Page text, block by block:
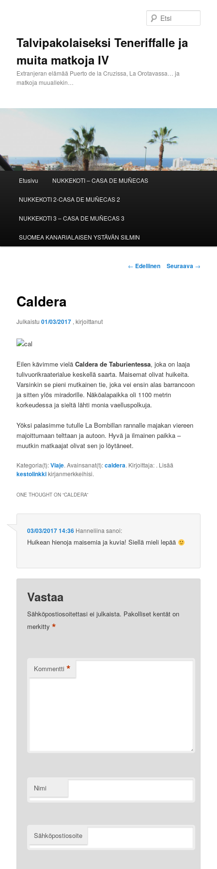
Talvipakolaiseksi Teneriffalle ja
muita matkoja IV
Extranjeran elämää Puerto de la Cruzissa, La Orotavassa… ja
matkoja muuallekin…
Etusivu NUKKEKOTI – CASA DE MUÑECAS
NUKKEKOTI 2-CASA DE MUÑECAS 2
NUKKEKOTI 3 – CASA DE MUÑECAS 3
SUOMEA KANARIALAISEN YSTÄVÄN SILMIN
Artikkelien
← Edellinen Seuraava →
Caldera
Julkaistu01/03/2017 , kirjoittanut
Eilen kävimme vieläCaldera de Taburientessa, joka on laaja
tulivuorikraaterialue keskellä saarta. Maisemat olivat huikeita.
Varsinkin se pieni mutkainen tie, joka vei ensin alas barrancoon
ja sitten ylös miradorille. Näköalapaikka oli 1100 metrin
korkeudessa ja sieltä lähti monia vaelluspolkuja.
Yöksi palasimme tutulle La Bombillan rannalle majakan viereen
majoittumaan telttaan ja autoon. Hyvä ja ilmainen paikka –
muutkin matkaajat olivat sen jo löytäneet.
Kategoria(t):Viaje. Avainsanat(t):caldera. Kirjoittaja: . Lisää
kestolinkkikirjanmerkkeihisi.
ONE THOUGHT ON “CALDERA”
03/03/2017 14:36 Hanneliinasanoi:
Huikean hienoja maisemia ja kuvia! Siellä mieli lepää
Vastaa
Sähköpostiosoitettasi ei julkaista. Pakolliset kentät on
merkitty*
Kommentti *
Nimi
Sähköpostiosoite